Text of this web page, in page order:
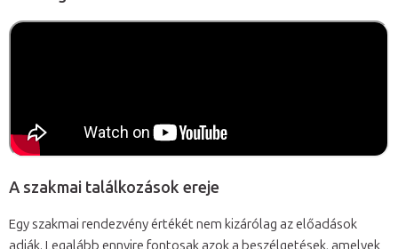
A szakmai találkozások ereje
Egy szakmai rendezvény értékét nem kizárólag az előadások
adják. Legalább ennyire fontosak azok a beszélgetések, amelyek